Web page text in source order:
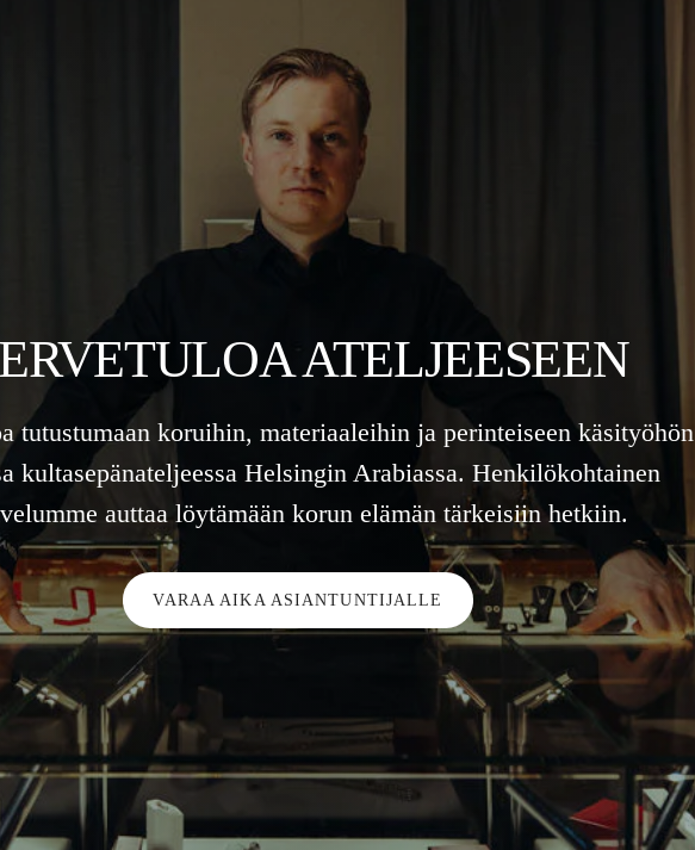
ATELJEESEEN
tutustumaan koruihin, materiaaleihin ja perinteiseen käsityöhön
kultasepänateljeessa Helsingin Arabiassa. Henkilökohtainen
auttaa löytämään korun elämän tärkeisiin hetkiin.
VARAA AIKA ASIANTUNTIJALLE